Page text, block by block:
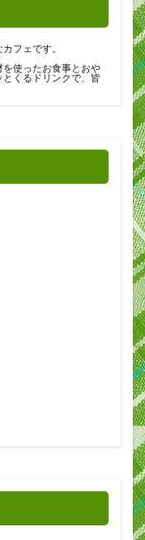
フェです。
使ったお食事とおや
くるドリンクで、皆